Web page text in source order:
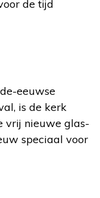
de tijd
eeuwse
is de kerk
vrij nieuwe glas-
speciaal voor